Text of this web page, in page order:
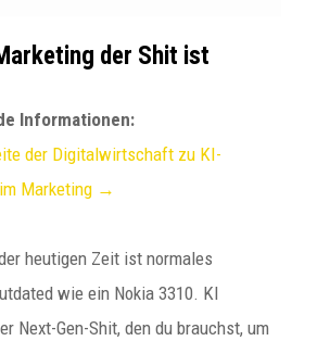
der Shit ist
Informationen:
der Digitalwirtschaft zu KI-
Marketing →
heutigen Zeit ist normales
wie ein Nokia 3310. KI
Next-Gen-Shit, den du brauchst, um